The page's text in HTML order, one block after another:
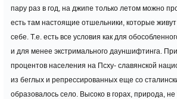
пару раз в год, на джипе только летом можно
есть там настоящие отшельники, которые
себе. Т.е. есть все условия как для
и для менее экстримального дауншифтинга.
процентов населения на Псху- славянской
из беглых и репрессированных еще со
образовалось село. Высоко в горах, природа,